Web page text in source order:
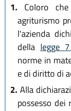
1. Coloro
agriturismo
l'azienda
della legge
norme in
e di diritto di
2. Alla
possesso dei